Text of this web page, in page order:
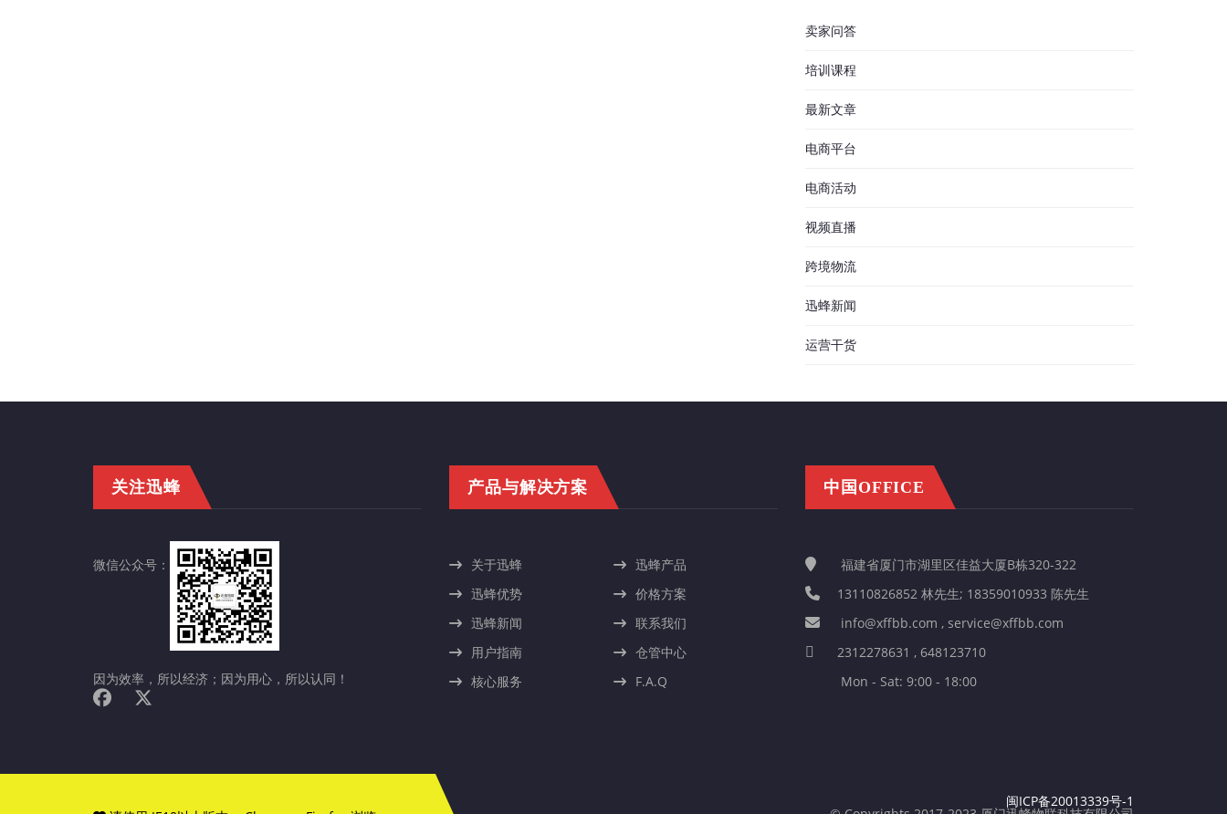
卖家问答
培训课程
最新文章
电商平台
电商活动
视频直播
跨境物流
迅蜂新闻
运营干货
关注迅蜂
微信公众号：
因为效率，所以经济；因为用心，所以认同！
产品与解决方案
关于迅蜂
迅蜂产品
迅蜂优势
价格方案
迅蜂新闻
联系我们
用户指南
仓管中心
核心服务
F.A.Q
中国OFFICE
福建省厦门市湖里区佳益大厦B栋320-322
13110826852 林先生; 18359010933 陈先生
info@xffbb.com , service@xffbb.com
2312278631 , 648123710
Mon - Sat: 9:00 - 18:00
闽ICP备20013339号-1